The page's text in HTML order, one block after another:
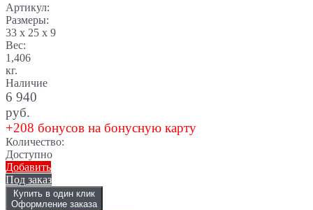
Артикул:
Размеры:
33 x 25 x 9
Вес:
1,406
кг.
Наличие
6 940
руб.
+208 бонусов на бонусную карту
Количество:
Доступно
Добавить
Под заказ
Купить в один клик
Оформление заказа